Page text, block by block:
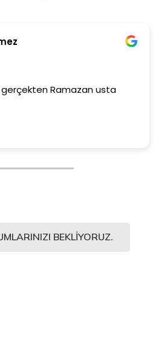
Ramazan usta
BEKLIYORUZ.